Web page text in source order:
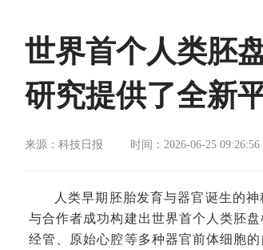
世界首个人类胚
研究提供了全新
来源：科技日报 时间：2026-06-25 09:26:56
人类早期胚胎发育与器官诞生的
与合作者成功构建出世界首个人类胚
经管、原始心腔等多种器官前体细胞